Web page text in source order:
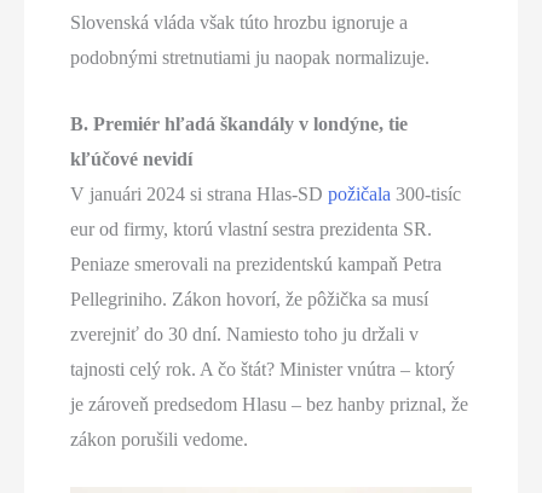
Slovenská vláda však túto hrozbu ignoruje a
podobnými stretnutiami ju naopak normalizuje.
B. Premiér hľadá škandály v londýne, tie
kľúčové nevidí
V januári 2024 si strana Hlas-SDpožičala 300-tisíc
eur od firmy, ktorú vlastní sestra prezidenta SR.
Peniaze smerovali na prezidentskú kampaň Petra
Pellegriniho. Zákon hovorí, že pôžička sa musí
zverejniť do 30 dní. Namiesto toho ju držali v
tajnosti celý rok. A čo štát? Minister vnútra – ktorý
je zároveň predsedom Hlasu – bez hanby priznal, že
zákon porušili vedome.